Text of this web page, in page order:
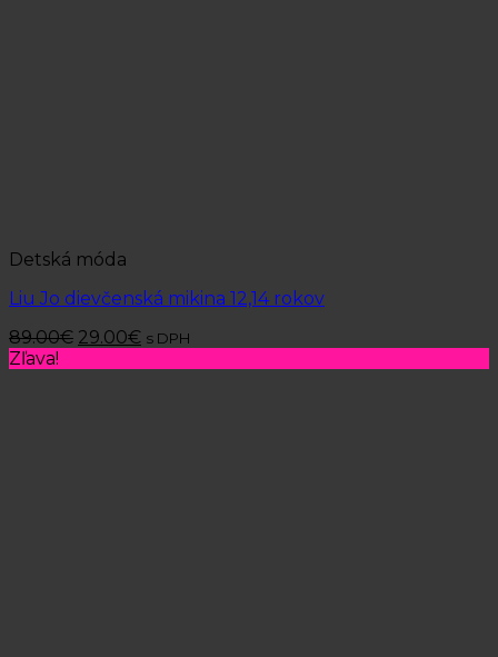
Detská móda
Liu Jo dievčenská mikina 12,14 rokov
89.00€ 29.00€ s DPH
Zľava!